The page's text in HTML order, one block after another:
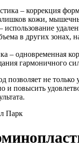
– коррекция
кожи,
в других зонах,
– одновременная
гармоничного
позволяет не только
и повысить
Парк